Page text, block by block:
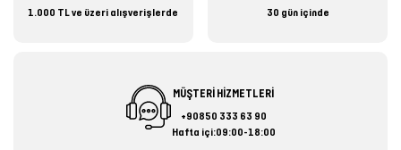
1.000 TL ve üzeri alışverişlerde
30 gün içinde
MÜŞTERİ HİZMETLERİ
+90850 333 63 90
Hafta içi:09:00-18:00